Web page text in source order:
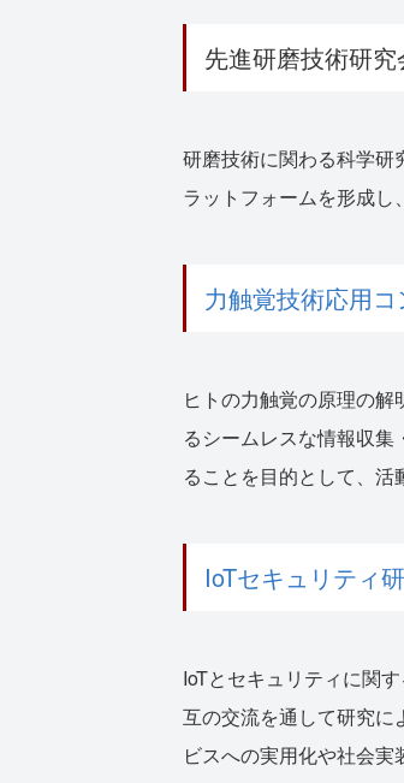
先進研磨技術研究
研磨技術に関わる科学研
ラットフォームを形成し
力触覚技術応用
ヒトの力触覚の原理の
るシームレスな情報収
ることを目的として、活
IoTセキュリティ
IoTとセキュリティに関
互の交流を通して研究に
ビスへの実用化や社会実